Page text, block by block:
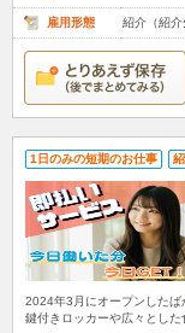
雇用形態 紹介（紹介
1日のみの短期のお仕事
2024年3月にオープンしたば
鍵付きロッカーや広々とした